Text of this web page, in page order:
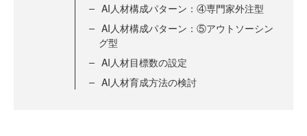
AI人材構成パターン：④専門家外注型
AI人材構成パターン：⑤アウトソーシン
グ型
AI人材目標数の設定
AI人材育成方法の検討